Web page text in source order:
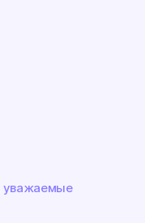
уважаемые